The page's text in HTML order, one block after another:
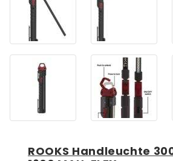
ROOKS Handleuchte